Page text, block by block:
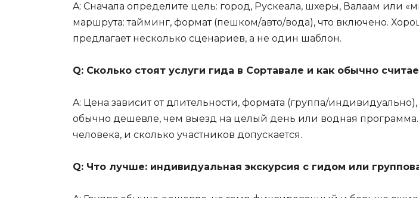
A: Сначала определите цель: город, Рускеала, шхеры, Валаам или
маршрута: тайминг, формат (пешком/авто/вода), что включено.
предлагает несколько сценариев, а не один шаблон.
Q: Сколько стоят услуги гида в Сортавале и как обычно
A: Цена зависит от длительности, формата (группа/
обычно дешевле, чем выезд на целый день или водная программа.
человека, и сколько участников допускается.
Q: Что лучше: индивидуальная экскурсия с гидом или